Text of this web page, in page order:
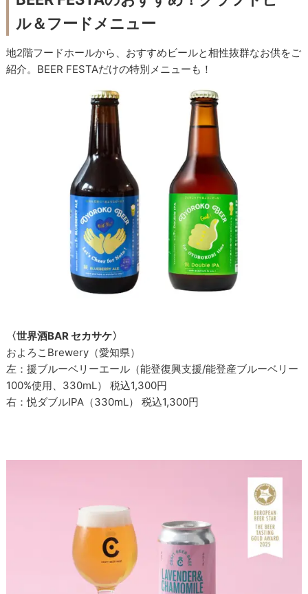
ル＆フードメニュー
地2階フードホールから、おすすめビールと相性抜群なお供をご
紹介。BEER FESTAだけの特別メニューも！
〈世界酒BAR セカサケ〉
およろこBrewery（愛知県）
左：援ブルーベリーエール（能登復興支援/能登産ブルーベリー
100%使用、330mL） 税込1,300円
右：悦ダブルIPA（330mL） 税込1,300円